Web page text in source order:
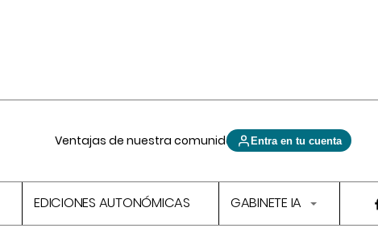
Ventajas de nuestra comunidad Entra en tu cuenta
EDICIONES AUTONÓMICAS GABINETE IA